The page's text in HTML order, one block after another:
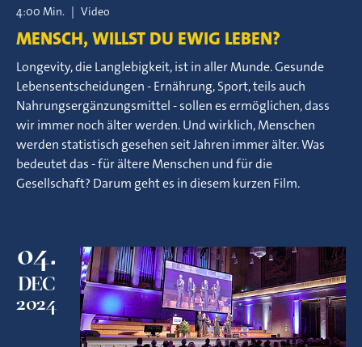
4:00 Min. | Video
MENSCH, WILLST DU EWIG LEBEN?
Longevity, die Langlebigkeit, ist in aller Munde. Gesunde
Lebensentscheidungen - Ernährung, Sport, teils auch
Nahrungsergänzungsmittel - sollen es ermöglichen, dass
wir immer noch älter werden. Und wirklich, Menschen
werden statistisch gesehen seit Jahren immer älter. Was
bedeutet das - für ältere Menschen und für die
Gesellschaft? Darum geht es in diesem kurzen Film.
04.
DEC
2024